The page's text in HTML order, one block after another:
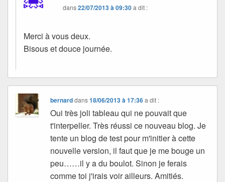
dans22/07/2013 à 09:30a dit :
Merci à vous deux.
Bisous et douce journée.
bernarddans18/06/2013 à 17:36 a dit :
Oui très joli tableau qui ne pouvait que
t'interpeller. Très réussi ce nouveau blog. Je
tente un blog de test pour m'initier à cette
nouvelle version, il faut que je me bouge un
peu……il y a du boulot. Sinon je ferais
comme toi j'irais voir ailleurs. Amitiés.